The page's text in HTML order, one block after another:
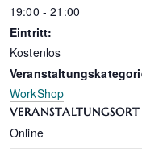
19:00 - 21:00
Eintritt:
Kostenlos
WorkShop
VERANSTALTUNGSORT
Online